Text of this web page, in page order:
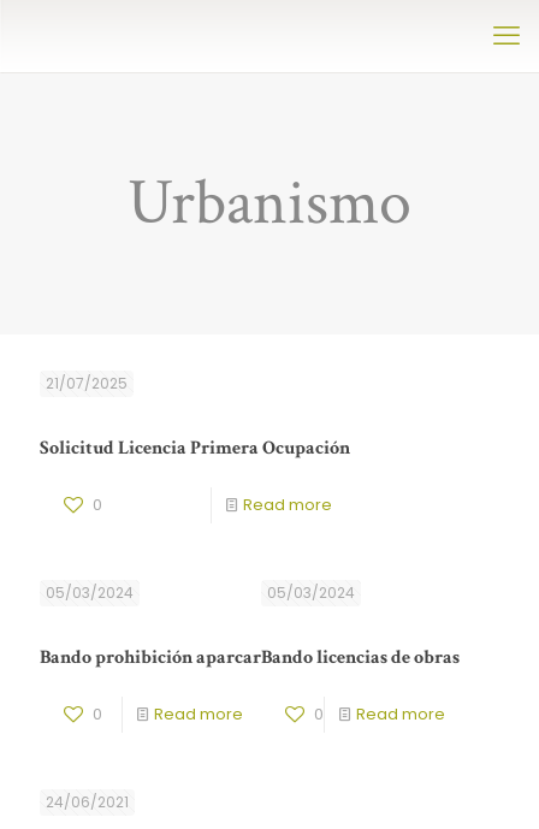
Urbanismo
21/07/2025
Solicitud Licencia Primera Ocupación
0 Read more
05/03/2024
Bando prohibición aparcar
0 Read more
05/03/2024
Bando licencias de obras
0 Read more
24/06/2021